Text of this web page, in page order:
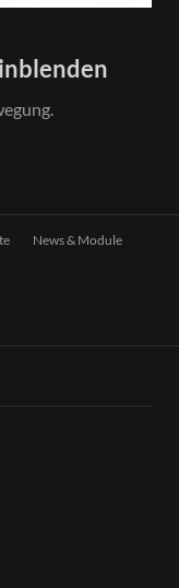
News & Module